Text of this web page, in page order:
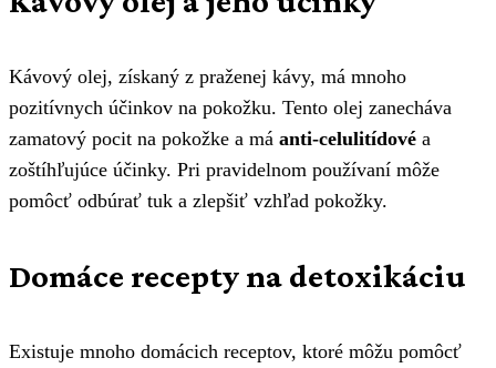
Kávový olej, získaný z praženej kávy, má mnoho
pozitívnych účinkov na pokožku. Tento olej zanecháva
zamatový pocit na pokožke a má anti-celulitídové a
zoštíhľujúce účinky. Pri pravidelnom používaní môže
pomôcť odbúrať tuk a zlepšiť vzhľad pokožky.
Domáce recepty na detoxikáciu
Existuje mnoho domácich receptov, ktoré môžu pomôcť